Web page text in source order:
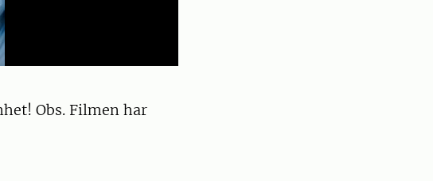
Obs. Filmen har